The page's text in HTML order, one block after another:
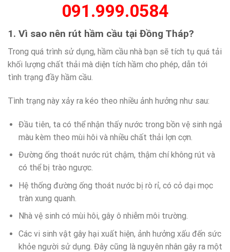
091.999.0584
1. Vì sao nên rút hầm cầu tại Đồng Tháp?
Trong quá trình sử dụng, hầm cầu nhà bạn sẽ tích tụ quá tải
khối lượng chất thải mà diện tích hầm cho phép, dẫn tới
tình trạng đầy hầm cầu.
Tình trạng này xảy ra kéo theo nhiều ảnh hưởng như sau:
Đầu tiên, ta có thể nhận thấy nước trong bồn vệ sinh ngả
màu kèm theo mùi hôi và nhiều chất thải lợn cợn.
Đường ống thoát nước rút chậm, thậm chí không rút và
có thể bị trào ngược.
Hệ thống đường ống thoát nước bị rò rỉ, có cỏ dại mọc
tràn xung quanh.
Nhà vệ sinh có mùi hôi, gây ô nhiễm môi trường.
Các vi sinh vật gây hại xuất hiện, ảnh hưởng xấu đến sức
khỏe người sử dụng. Đây cũng là nguyên nhân gây ra một